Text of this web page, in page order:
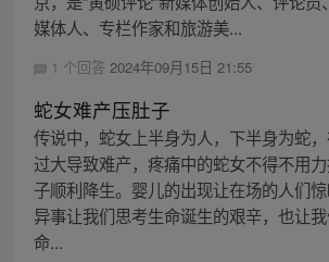
媒体人、专栏作家和旅游美...
1 个回答 2024年09月15日 21:55
蛇女难产压肚子
传说中，蛇女上半身为人，下半身为蛇
过大导致难产，疼痛中的蛇女不得不用
子顺利降生。婴儿的出现让在场的人们
异事让我们思考生命诞生的艰辛，也让
命...